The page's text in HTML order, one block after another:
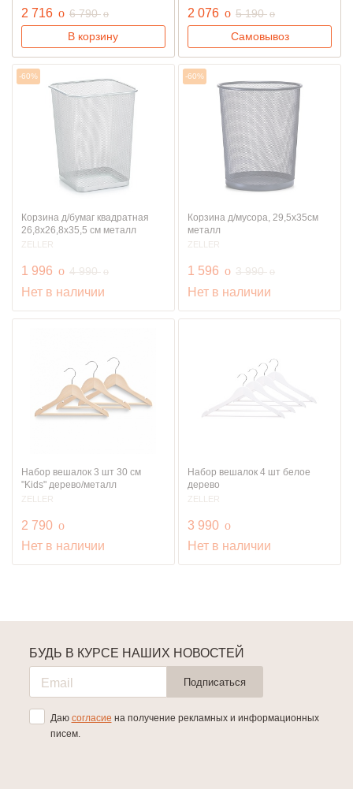
2 716 руб.
o 6 790руб.
o
В корзину
2 076 руб.
o 5 190руб.
o
Самовывоз
-60%
Корзина д/бумаг квадратная
26,8x26,8х35,5 см металл
ZELLER
1 996 руб.
o 4 990руб.
o
Нет в наличии
-60%
Корзина д/мусора, 29,5х35см
металл
ZELLER
1 596 руб.
o 3 990руб.
o
Нет в наличии
Набор вешалок 3 шт 30 см
"Kids" дерево/металл
ZELLER
2 790 руб.
o
Нет в наличии
Набор вешалок 4 шт белое
дерево
ZELLER
3 990 руб.
o
Нет в наличии
БУДЬ В КУРСЕ НАШИХ НОВОСТЕЙ
Подписаться
Даю согласие на получение рекламных и информационных
писем.